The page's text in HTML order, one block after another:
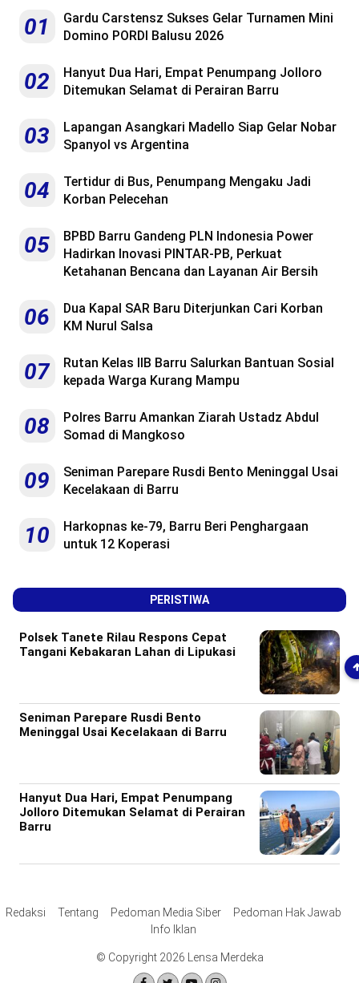
01
Gardu Carstensz Sukses Gelar Turnamen Mini
Domino PORDI Balusu 2026
02
Hanyut Dua Hari, Empat Penumpang Jolloro
Ditemukan Selamat di Perairan Barru
03
Lapangan Asangkari Madello Siap Gelar Nobar
Spanyol vs Argentina
04
Tertidur di Bus, Penumpang Mengaku Jadi
Korban Pelecehan
05
BPBD Barru Gandeng PLN Indonesia Power
Hadirkan Inovasi PINTAR-PB, Perkuat
Ketahanan Bencana dan Layanan Air Bersih
06
Dua Kapal SAR Baru Diterjunkan Cari Korban
KM Nurul Salsa
07
Rutan Kelas IIB Barru Salurkan Bantuan Sosial
kepada Warga Kurang Mampu
08
Polres Barru Amankan Ziarah Ustadz Abdul
Somad di Mangkoso
09
Seniman Parepare Rusdi Bento Meninggal Usai
Kecelakaan di Barru
10
Harkopnas ke-79, Barru Beri Penghargaan
untuk 12 Koperasi
PERISTIWA
Polsek Tanete Rilau Respons Cepat
Tangani Kebakaran Lahan di Lipukasi
Seniman Parepare Rusdi Bento
Meninggal Usai Kecelakaan di Barru
Hanyut Dua Hari, Empat Penumpang
Jolloro Ditemukan Selamat di Perairan
Barru
Redaksi Tentang Pedoman Media Siber
Pedoman Hak Jawab
Info Iklan
© Copyright 2026 Lensa Merdeka